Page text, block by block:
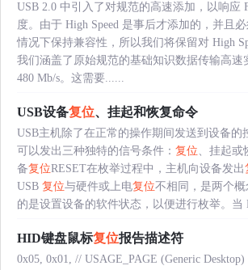
USB 2.0 中引入了对规范的高速添加，以响应
度。由于 High Speed 是事后才添加的，并且
情况下保持兼容性，所以我们将保留对 High
我们涵盖了原始规范的基础知识数据传输高速
480 Mb/s。这需要......
USB设备复位、挂起和恢复命令
USB主机除了在正常的操作期间发送到设备的
可以发出三种独特的信号条件： 复位 、挂起或
备复位RESET在枚举过程中，主机向设备发出
USB 复位与硬件或上电复位不相同，是两个概
的是设置设备的软件状态，以便进行枚举。当
HID键盘鼠标复位报告描述符
0x05, 0x01, // USAGE_PAGE (Generic